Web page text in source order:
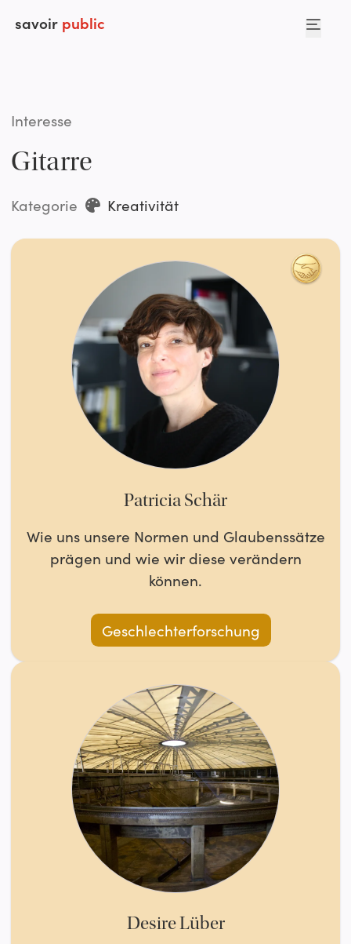
savoir public
Interesse
Gitarre
Kategorie Kreativität
Patricia Schär
Wie uns unsere Normen und Glaubenssätze
prägen und wie wir diese verändern
können.
Geschlechterforschung
Desire Lüber